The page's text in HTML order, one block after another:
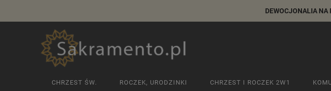
DEWOCJONALIA NA
CHRZEST ŚW. ROCZEK, URODZINKI CHRZEST I ROCZEK 2W1